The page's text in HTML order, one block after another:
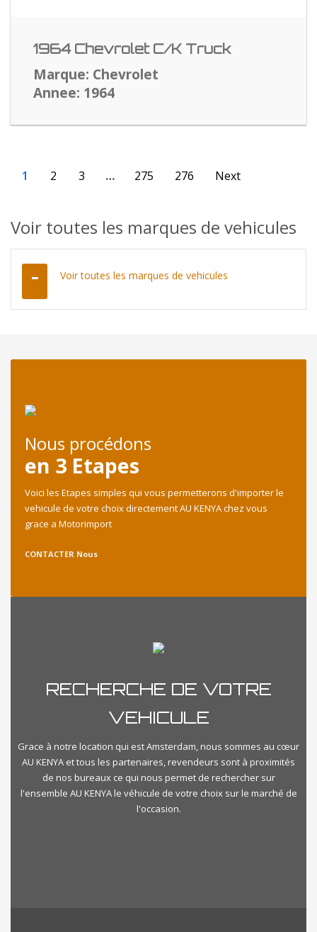
1964 Chevrolet C/K Truck
Marque: Chevrolet
Annee: 1964
1 2 3 … 275 276 Next
Voir toutes les marques de vehicules
Voir toutes les marques de vehicules
Nous procédons
en 3 Etapes
Voici les Etapes simples qui vous permetterons d'importer le
vehicule de votre choix directement AU KENYA chez vous
grace a Motorimport
CONTACTER Nous
RECHERCHE DE VOTRE
VEHICULE
Grace à notre location qui est Amsterdam, nous sommes au cœur
AU KENYA et tous les partenaires, revendeurs sont à proximités
de nos bureaux ce qui nous permet de rechercher sur
l'ensemble AU KENYA le véhicule de votre choix sur le marché de
l'occasion.